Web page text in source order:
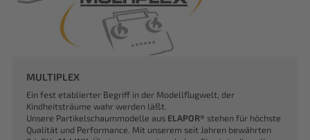
MULTIPLEX
Ein fest etablierter Begriff in der Modellflugwelt, der
Kindheitsträume wahr werden läßt.
Unsere Partikelschaummodelle aus ELAPOR® stehen für höchste
Qualität und Performance. Mit unserem seit Jahren bewährten